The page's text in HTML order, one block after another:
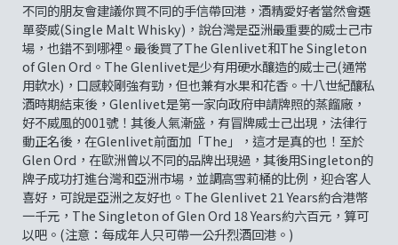
不同的朋友會建議你買不同的手信帶回港，酒精愛好者當然會選
單麥威(Single Malt Whisky)，說台灣是亞洲最重要的威士己市
場，也錯不到哪裡。最後買了The Glenlivet和The Singleton
of Glen Ord。The Glenlivet是少有用硬水釀造的威士己(通常
用軟水)，口感較剛強有勁，但也兼有水果和花香。十八世紀釀私
酒時期結束後，Glenlivet是第一家向政府申請牌照的蒸餾廠，
好不威風的001號！其後人氣漸盛，有冒牌威士己出現，法律行
動正名後，在Glenlivet前面加「The」，這才是真的也！至於
Glen Ord，在歐洲曾以不同的品牌出現過，其後用Singleton的
牌子成功打進台灣和亞洲市場，並調高雪莉桶的比例，迎合客人
喜好，可說是亞洲之友好也。The Glenlivet 21 Years約合港幣
一千元，The Singleton of Glen Ord 18 Years約六百元，算可
以吧。(注意：每成年人只可帶一公升烈酒回港。)